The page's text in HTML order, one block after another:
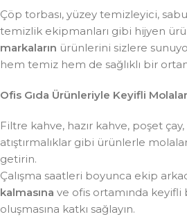
Çöp torbası, yüzey temizleyici,
temizlik ekipmanları gibi hijyen
markaların ürünlerini sizlere
hem temiz hem de sağlıklı bir
Ofis Gıda Ürünleriyle Keyifli Molalar
Filtre kahve, hazır kahve, poşet
atıştırmalıklar gibi ürünlerle
getirin.
Çalışma saatleri boyunca ekip
kalmasına ve ofis ortamında
oluşmasına katkı sağlayın.